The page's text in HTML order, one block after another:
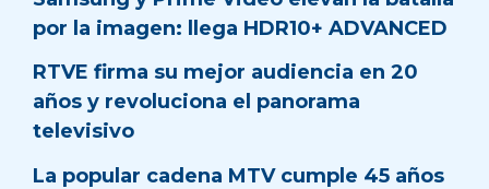
por la imagen: llega HDR10+ ADVANCED
RTVE firma su mejor audiencia en 20
años y revoluciona el panorama
televisivo
La popular cadena MTV cumple 45 años